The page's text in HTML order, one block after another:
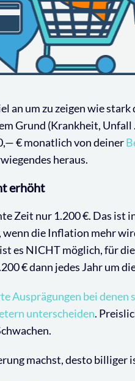
an um zu zeigen wie
Grund (Krankheit,
€ monatlich von deiner
heraus.
erhöht
Zeit nur 1.200 €. Das ist
wenn die Inflation mehr
es NICHT möglich, für
€ dann jedes Jahr um
Ausprägungen bei
unterscheiden.
machst, desto billiger